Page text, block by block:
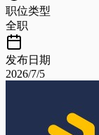
职位类型
全职
发布日期
2026/7/5